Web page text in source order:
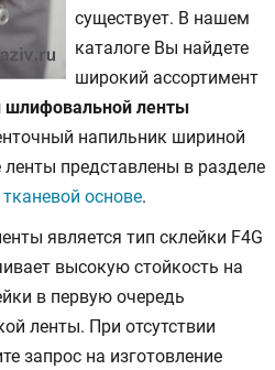
существует. В нашем
каталоге Вы найдете
широкий ассортимент
шлифовальной ленты
напильник шириной
представлены в разделе
основе.
является тип склейки F4G
высокую стойкость на
в первую очередь
ленты. При отсутствии
запрос на изготовление